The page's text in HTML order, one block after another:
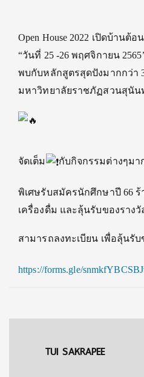
Open House 2022 เปิดบ้านต้
“วันที่ 25 -26 พฤศจิกายน
พบกับหลักสูตรสุดปังมากกว่า
มหาวิทยาลัยราชภัฏสวนสุนัน
จัดเต็ม กับกิจกรรมต่างๆมา
พิเศษรับสมัครนักศึกษาปี 66
เครื่องดื่ม และลุ้นรับของราง
สามารถลงทะเบียน เพื่อลุ้นรั
https://forms.gle/
TUI SAKRAPEE